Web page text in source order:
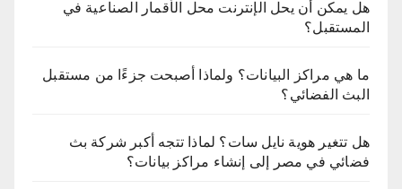
هل يمكن أن يحل الإنترنت محل الأقمار الصناعية في
المستقبل؟
ما هي مراكز البيانات؟ ولماذا أصبحت جزءًا من مستقبل
البث الفضائي؟
هل تتغير هوية نايل سات؟ لماذا تتجه أكبر شركة بث
فضائي في مصر إلى إنشاء مراكز بيانات؟